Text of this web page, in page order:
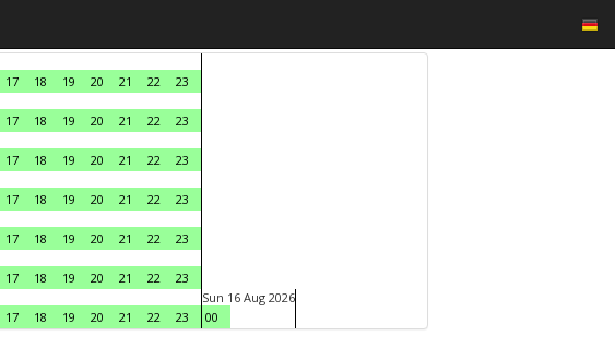
17 18 19 20 21 22
23
17 18 19 20 21 22
23
17 18 19 20 21 22
23
17 18 19 20 21 22
23
17 18 19 20 21 22
23
17 18 19 20 21 22
23
17 18 19 20 21 22 23
Sun 16 Aug 2026
00